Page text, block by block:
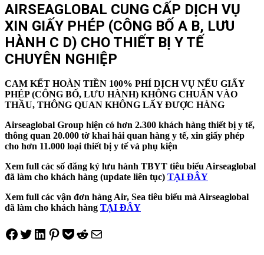
AIRSEAGLOBAL CUNG CẤP DỊCH VỤ
XIN GIẤY PHÉP (CÔNG BỐ A B, LƯU
HÀNH C D) CHO THIẾT BỊ Y TẾ
CHUYÊN NGHIỆP
CAM KẾT HOÀN TIỀN 100% PHÍ DỊCH VỤ NẾU GIẤY
PHÉP (CÔNG BỐ, LƯU HÀNH) KHÔNG CHUẨN VÀO
THẦU, THÔNG QUAN KHÔNG LẤY ĐƯỢC HÀNG
Airseaglobal Group hiện có hơn 2.300 khách hàng thiết bị y tế,
thông quan 20.000 tờ khai hải quan hàng y tế, xin giấy phép
cho hơn 11.000 loại thiết bị y tế và phụ kiện
Xem full các số đăng ký lưu hành TBYT tiêu biểu Airseaglobal
đã làm cho khách hàng (update liên tục) TẠI ĐÂY
Xem full các vận đơn hàng Air, Sea tiêu biểu mà Airseaglobal
đã làm cho khách hàng TẠI ĐÂY
Share on Facebook
Tweet on Twitter
Share on LinkedIn
Pin on Pinterest
Save to pocket
Share on Reddit
Share via Email